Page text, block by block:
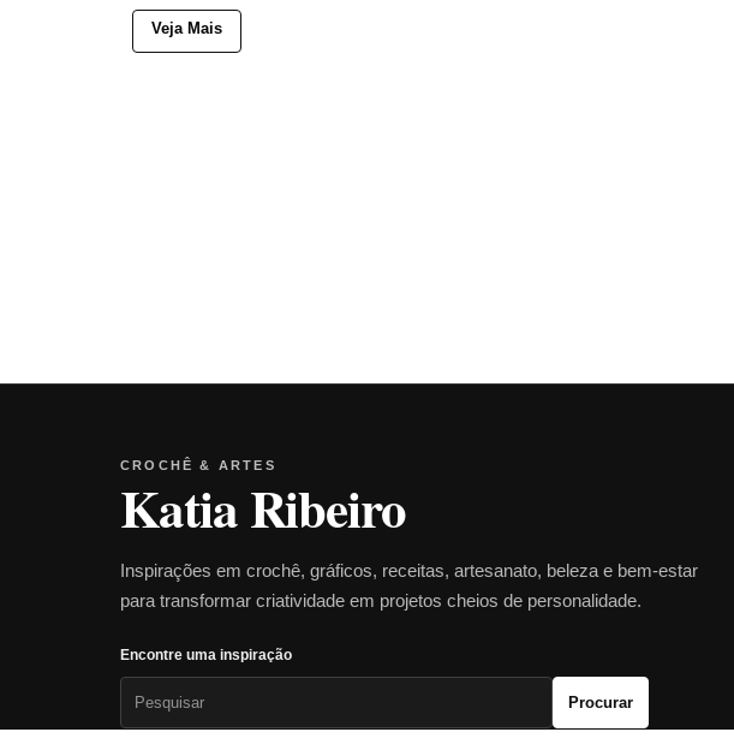
Veja Mais
CROCHÊ & ARTES
Katia Ribeiro
Inspirações em crochê, gráficos, receitas, artesanato, beleza e bem-estar
para transformar criatividade em projetos cheios de personalidade.
Encontre uma inspiração
Procurar